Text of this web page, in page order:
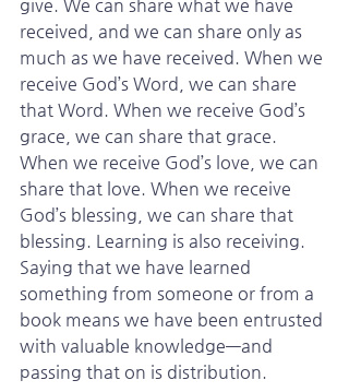
give. We can share what we have
received, and we can share only as
much as we have received. When we
receive God’s Word, we can share
that Word. When we receive God’s
grace, we can share that grace.
When we receive God’s love, we can
share that love. When we receive
God’s blessing, we can share that
blessing. Learning is also receiving.
Saying that we have learned
something from someone or from a
book means we have been entrusted
with valuable knowledge—and
passing that on is distribution.